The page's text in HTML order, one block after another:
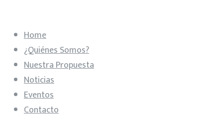
Home
¿Quiénes Somos?
Nuestra Propuesta
Noticias
Eventos
Contacto